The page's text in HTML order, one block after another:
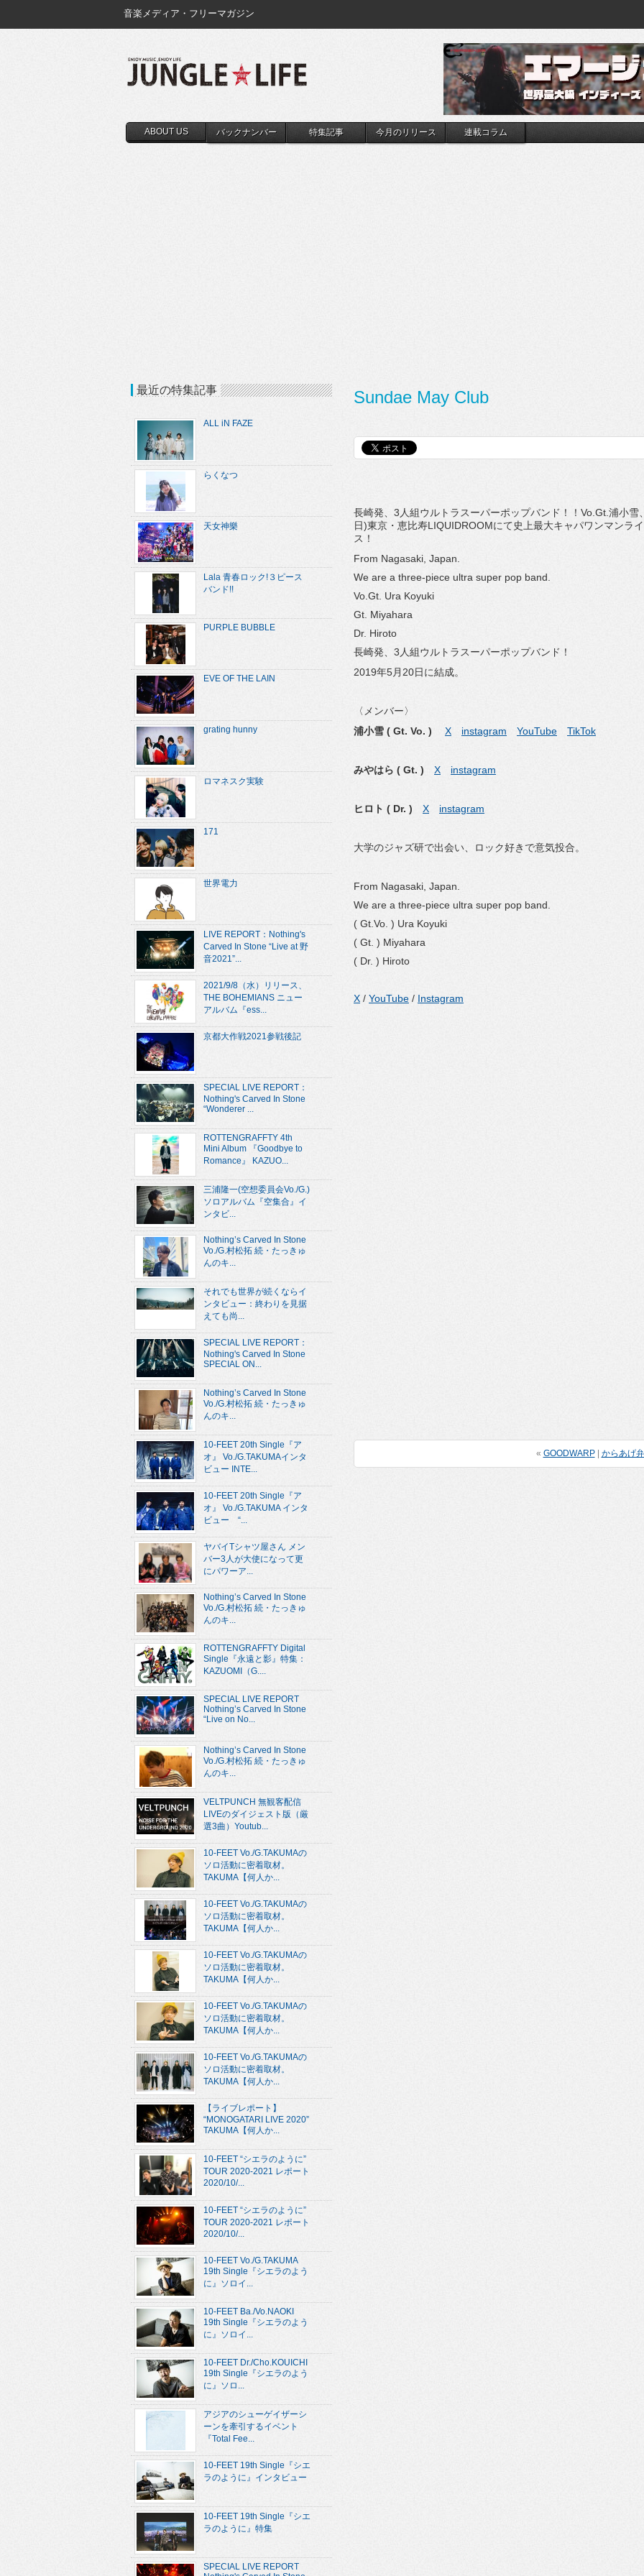
音楽メディア・フリーマガジン
ABOUT US バックナンバー 特集記事 今月のリリース 連載コラム
Sundae May Club
長崎発、3人組ウルトラスーパーポップバンド！！Vo.Gt. 浦小雪
日)東京・ 恵比寿LIQUIDROOMにて史上最大キャパワンマンラ
ス！
From Nagasaki, Japan.
We are a three-piece ultra super pop band.
Vo.Gt. Ura Koyuki
Gt. Miyahara
Dr. Hiroto
長崎発、3人組ウルトラスーパーポップバンド！
2019年5月20日に結成。
〈メンバー〉
浦小雪 ( Gt. Vo. )
X instagram YouTube TikTok
みやはら ( Gt. ) X instagram
ヒロト ( Dr. ) X instagram
大学のジャズ研で出会い、ロック好きで意気投合。
From Nagasaki, Japan.
We are a three-piece ultra super pop band.
( Gt.Vo. ) Ura Koyuki
( Gt. ) Miyahara
( Dr. ) Hiroto
X / YouTube / Instagram
« GOODWARP| からあげ
最近の特集記事
ALL iN FAZE
らくなつ
天女神樂
Lala 青春ロック!３ピース
バンド!!
PURPLE BUBBLE
EVE OF THE LAIN
grating hunny
ロマネスク実験
171
世界電力
LIVE REPORT：Nothing's
Carved In Stone “Live at 野
音2021”...
2021/9/8（水）リリース、
THE BOHEMIANS ニュー
アルバム『ess...
京都大作戦2021参戦後記
SPECIAL LIVE REPORT：
Nothing's Carved In Stone
“Wonderer ...
ROTTENGRAFFTY 4th
Mini Album 『Goodbye to
Romance』 KAZUO...
三浦隆一(空想委員会Vo./G.)
ソロアルバム『空集合』イ
ンタビ...
Nothing’s Carved In Stone
Vo./G.村松拓 続・たっきゅ
んのキ...
それでも世界が続くならイ
ンタビュー：終わりを見据
えても尚...
SPECIAL LIVE REPORT：
Nothing's Carved In Stone
SPECIAL ON...
Nothing’s Carved In Stone
Vo./G.村松拓 続・たっきゅ
んのキ...
10-FEET 20th Single『ア
オ』 Vo./G.TAKUMAインタ
ビュー INTE...
10-FEET 20th Single『ア
オ』 Vo./G.TAKUMA インタ
ビュー “...
ヤバイTシャツ屋さん メン
バー3人が大使になって更
にパワーア...
Nothing’s Carved In Stone
Vo./G.村松拓 続・たっきゅ
んのキ...
ROTTENGRAFFTY Digital
Single『永遠と影』特集：
KAZUOMI（G....
SPECIAL LIVE REPORT
Nothing’s Carved In Stone
“Live on No...
Nothing’s Carved In Stone
Vo./G.村松拓 続・たっきゅ
んのキ...
VELTPUNCH 無観客配信
LIVEのダイジェスト版（厳
選3曲）Youtub...
10-FEET Vo./G.TAKUMAの
ソロ活動に密着取材。
TAKUMA【何人か...
10-FEET Vo./G.TAKUMAの
ソロ活動に密着取材。
TAKUMA【何人か...
10-FEET Vo./G.TAKUMAの
ソロ活動に密着取材。
TAKUMA【何人か...
10-FEET Vo./G.TAKUMAの
ソロ活動に密着取材。
TAKUMA【何人か...
10-FEET Vo./G.TAKUMAの
ソロ活動に密着取材。
TAKUMA【何人か...
【ライブレポート】
“MONOGATARI LIVE 2020”
TAKUMA【何人か...
10-FEET “シエラのように”
TOUR 2020-2021 レポート
2020/10/...
10-FEET “シエラのように”
TOUR 2020-2021 レポート
2020/10/...
10-FEET Vo./G.TAKUMA
19th Single『シエラのよう
に』ソロイ...
10-FEET Ba./Vo.NAOKI
19th Single『シエラのよう
に』ソロイ...
10-FEET Dr./Cho.KOUICHI
19th Single『シエラのよう
に』ソロ...
アジアのシューゲイザーシ
ーンを牽引するイベント
『Total Fee...
10-FEET 19th Single『シエ
ラのように』インタビュー
10-FEET 19th Single『シエ
ラのように』特集
SPECIAL LIVE REPORT